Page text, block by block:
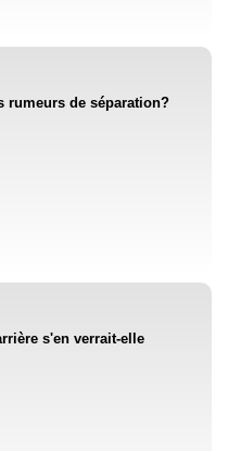
de séparation?
s'en verrait-elle